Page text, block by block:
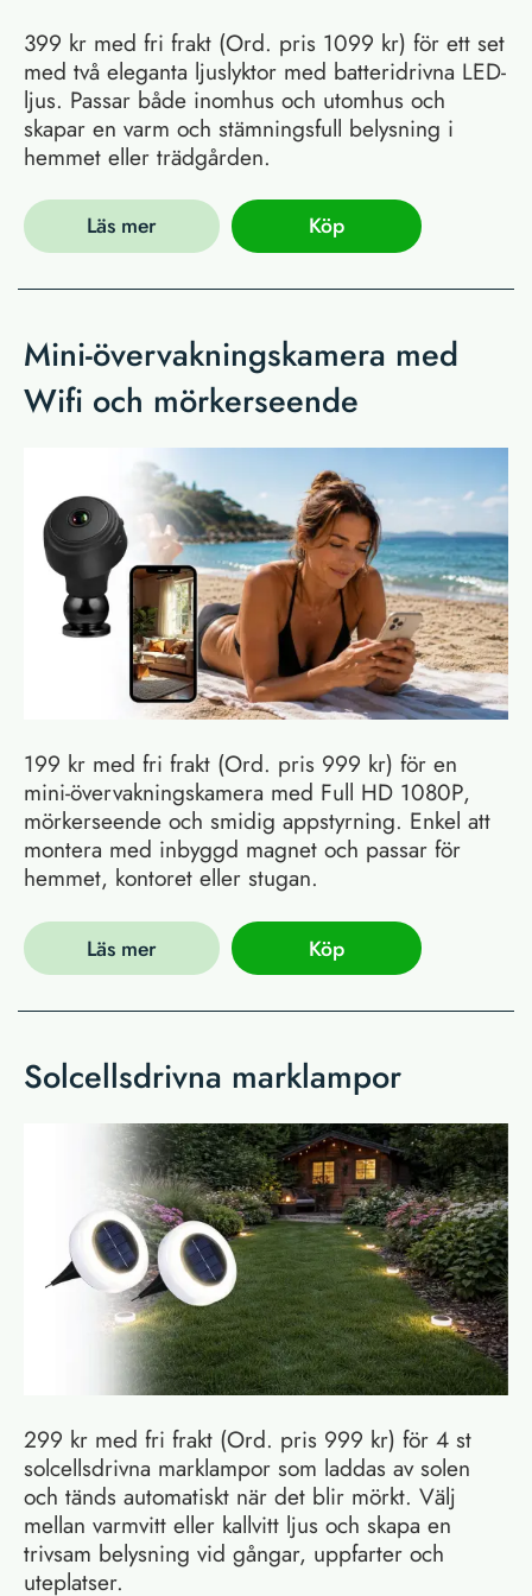
399 kr med fri frakt (Ord. pris 1099 kr) för ett set
med två eleganta ljuslyktor med batteridrivna LED-
ljus. Passar både inomhus och utomhus och
skapar en varm och stämningsfull belysning i
hemmet eller trädgården.
Läs mer Köp
Mini-övervakningskamera med
Wifi och mörkerseende
199 kr med fri frakt (Ord. pris 999 kr) för en
mini-övervakningskamera med Full HD 1080P,
mörkerseende och smidig appstyrning. Enkel att
montera med inbyggd magnet och passar för
hemmet, kontoret eller stugan.
Läs mer Köp
Solcellsdrivna marklampor
299 kr med fri frakt (Ord. pris 999 kr) för 4 st
solcellsdrivna marklampor som laddas av solen
och tänds automatiskt när det blir mörkt. Välj
mellan varmvitt eller kallvitt ljus och skapa en
trivsam belysning vid gångar, uppfarter och
uteplatser.